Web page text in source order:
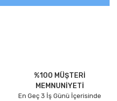
%100 MÜŞTERİ
MEMNUNİYETİ
En Geç 3 İş Günü İçerisinde